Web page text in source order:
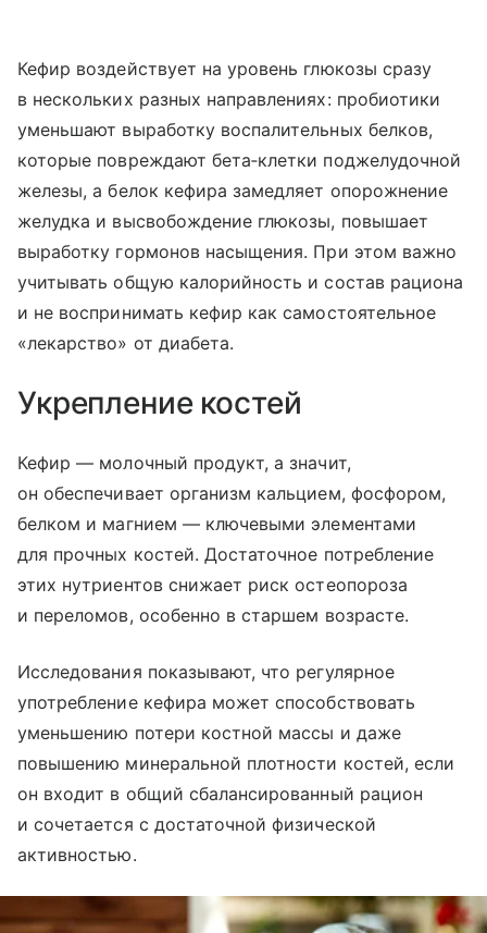
Кефир воздействует на уровень глюкозы сразу
в нескольких разных направлениях: пробиотики
уменьшают выработку воспалительных белков,
которые повреждают бета‑клетки поджелудочной
железы, а белок кефира замедляет опорожнение
желудка и высвобождение глюкозы, повышает
выработку гормонов насыщения. При этом важно
учитывать общую калорийность и состав рациона
и не воспринимать кефир как самостоятельное
«лекарство» от диабета.
Укрепление костей
Кефир — молочный продукт, а значит,
он обеспечивает организм кальцием, фосфором,
белком и магнием — ключевыми элементами
для прочных костей. Достаточное потребление
этих нутриентов снижает риск остеопороза
и переломов, особенно в старшем возрасте.
Исследования показывают, что регулярное
употребление кефира может способствовать
уменьшению потери костной массы и даже
повышению минеральной плотности костей, если
он входит в общий сбалансированный рацион
и сочетается с достаточной физической
активностью.